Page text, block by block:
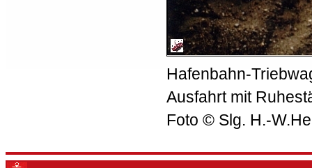
Hafenbahn-
Ausfahrt mit
Foto © Slg. H.-